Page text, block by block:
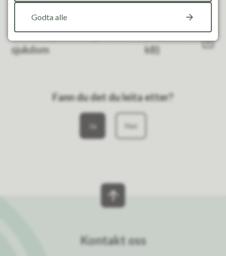
Plan for overgang barnehage - skule
Informasjonsbrosjyre om
sjukdom
(PDF, 210
kB)
Fann du det du leita etter?
Ja Nei
Kontakt oss
Godta alle